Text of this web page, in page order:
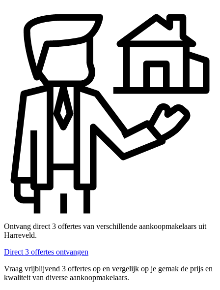
Ontvang direct 3 offertes van verschillende aankoopmakelaars uit
Harreveld.
Direct 3 offertes ontvangen
Vraag vrijblijvend 3 offertes op en vergelijk op je gemak de prijs en
kwaliteit van diverse aankoopmakelaars.